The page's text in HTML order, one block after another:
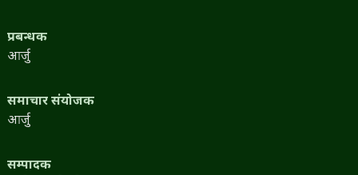
प्रबन्धक
आर्जु
समाचार संयोजक
आर्जु
सम्पादक